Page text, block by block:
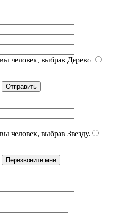
человек, выбрав Дерево.
человек, выбрав Звезду.